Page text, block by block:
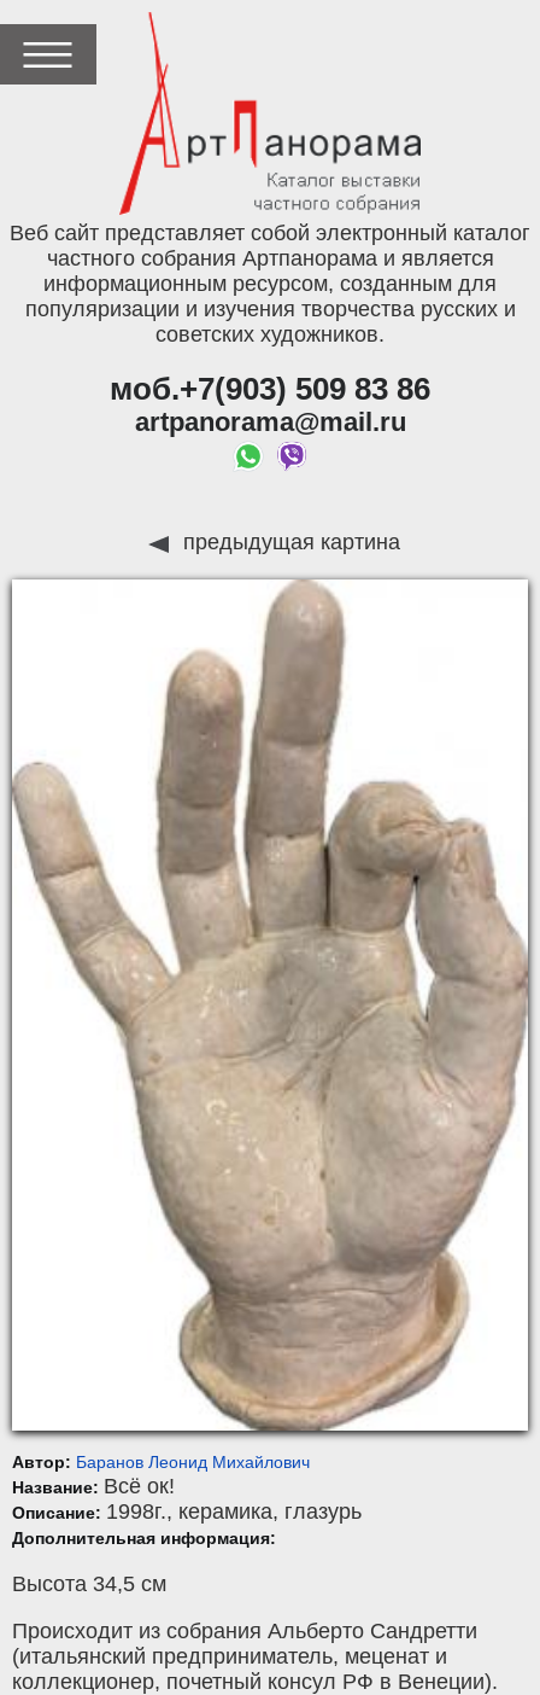
Веб сайт представляет собой электронный каталог
частного собрания Артпанорама и является
информационным ресурсом, созданным для
популяризации и изучения творчества русских и
советских художников.
моб.+7(903) 509 83 86
artpanorama@mail.ru
предыдущая картина
Автор: Баранов Леонид Михайлович
Название: Всё ок!
Описание: 1998г., керамика, глазурь
Дополнительная информация:
Высота 34,5 см
Происходит из собрания Альберто Сандретти
(итальянский предприниматель, меценат и
коллекционер, почетный консул РФ в Венеции).